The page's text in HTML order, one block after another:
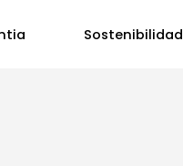
Sostenibilidad